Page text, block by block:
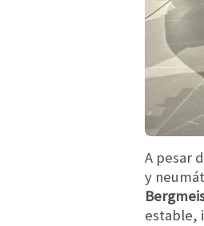
A pesar
y
estable,